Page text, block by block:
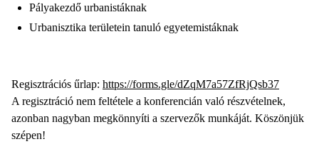
Pályakezdő urbanistáknak
Urbanisztika területein tanuló egyetemistáknak
Regisztrációs űrlap: https://forms.gle/dZqM7a57ZfRjQsb37
A regisztráció nem feltétele a konferencián való részvételnek,
azonban nagyban megkönnyíti a szervezők munkáját. Köszönjük
szépen!